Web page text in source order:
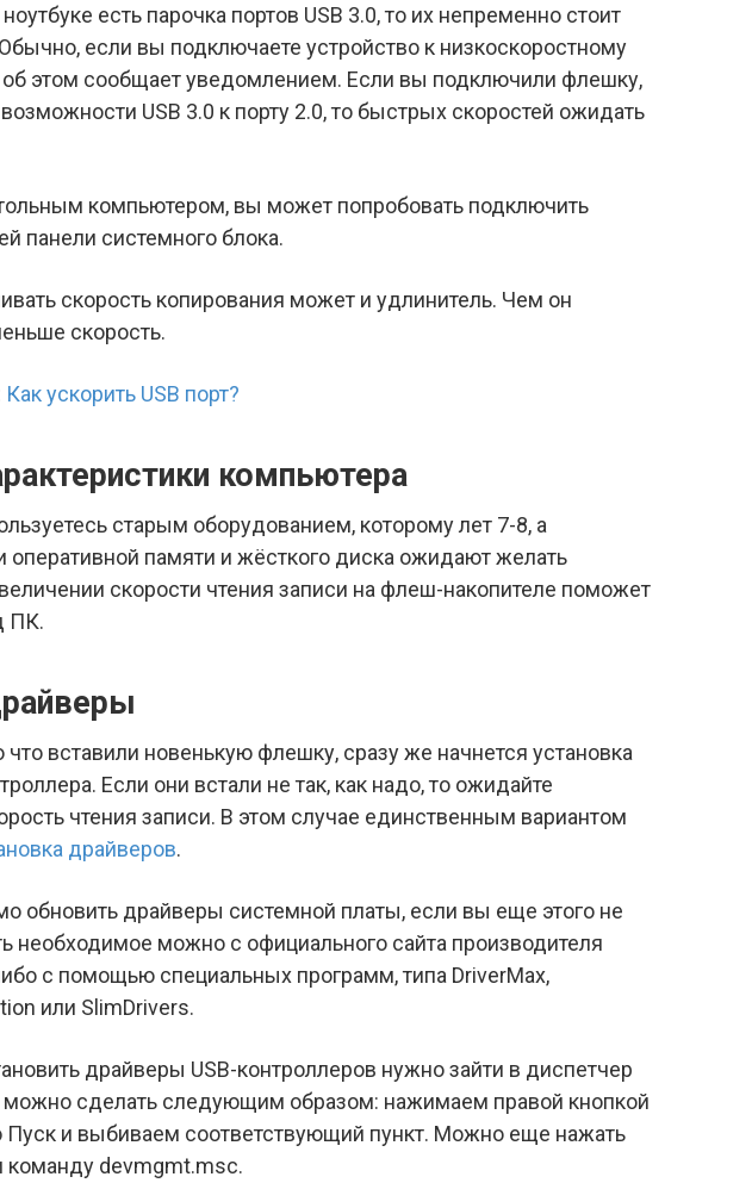
есть парочка портов USB 3.0, то их непременно стоит
если вы подключаете устройство к низкоскоростному
об этом сообщает уведомлением. Если вы подключили флешку,
USB 3.0 к порту 2.0, то быстрых скоростей ожидать
компьютером, вы может попробовать подключить
панели системного блока.
скорость копирования может и удлинитель. Чем он
скорость.
Как ускорить USB порт?
компьютера
старым оборудованием, которому лет 7-8, а
оперативной памяти и жёсткого диска ожидают желать
скорости чтения записи на флеш-накопителе поможет
ПК.
что вставили новенькую флешку, сразу же начнется установка
Если они встали не так, как надо, то ожидайте
чтения записи. В этом случае единственным вариантом
драйверов.
обновить драйверы системной платы, если вы еще этого не
необходимое можно с официального сайта производителя
с помощью специальных программ, типа DriverMax,
или SlimDrivers.
драйверы USB-контроллеров нужно зайти в диспетчер
можно сделать следующим образом: нажимаем правой кнопкой
и выбиваем соответствующий пункт. Можно еще нажать
команду devmgmt.msc.